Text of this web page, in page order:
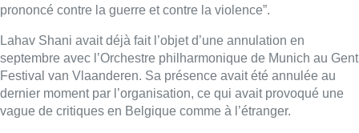
prononcé contre la guerre et contre la violence”.
Lahav Shani avait déjà fait l’objet d’une annulation en
septembre avec l’Orchestre philharmonique de Munich au Gent
Festival van Vlaanderen. Sa présence avait été annulée au
dernier moment par l’organisation, ce qui avait provoqué une
vague de critiques en Belgique comme à l’étranger.